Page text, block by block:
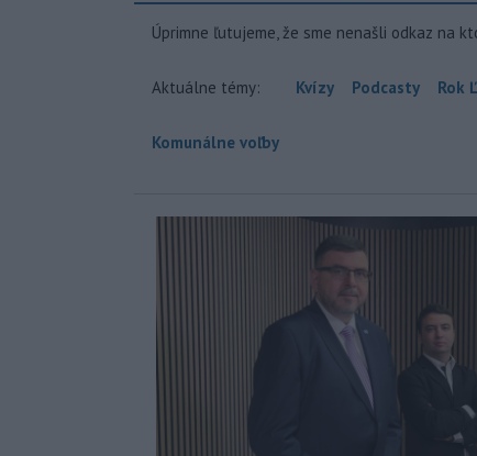
Úprimne ľutujeme, že sme nenašli odkaz na
Aktuálne témy: Kvízy Podcasty Rok
Komunálne voľby